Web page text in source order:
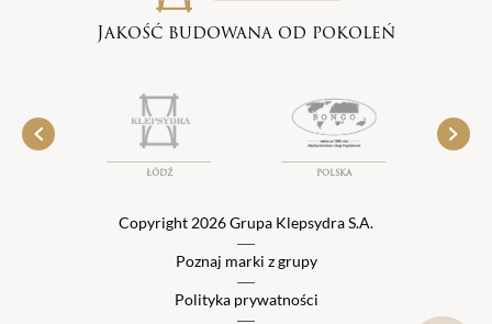
Jakość budowana od pokoleń
ŁÓDŹ POLSKA
Copyright 2026 Grupa Klepsydra S.A.
Poznaj marki z grupy
Polityka prywatności